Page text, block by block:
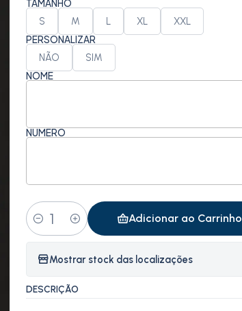
TAMANHO
S M L XL XXL
PERSONALIZAR
NÃO SIM
NOME
NÚMERO
Quantidade
Adicionar ao Carrinho
Mostrar stock das localizações
DESCRIÇÃO